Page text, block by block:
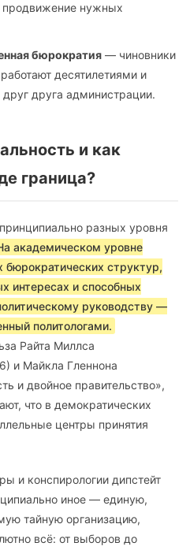
продвижение нужных
бюрократия — чиновники
десятилетиями и
друга администрации.
и как
граница?
разных уровня
академическом уровне
структур,
интересах и способных
руководству —
политологами.
Райта Миллса
и Майкла Гленнона
и двойное правительство»,
что в демократических
центры принятия
и конспирологии дипстейт
иное — единую,
тайную организацию,
всё: от выборов до